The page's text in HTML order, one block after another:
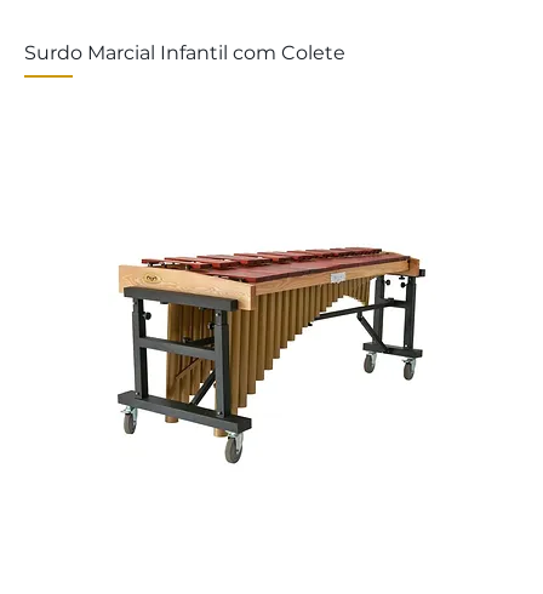
Surdo Marcial Infantil com Colete